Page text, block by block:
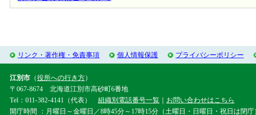
リンク・著作権・免責事項 個人情報保護 プライバシーポリシー
江別市 （役所への行き方）
〒067-8674 北海道江別市高砂町6番地
Tel：011-382-4141（代表） 組織別電話番号一覧 ｜ お問い合わせはこちら
開庁時間 ：月曜日～金曜日／8時45分～17時15分（土曜日・日曜日・祝日は閉庁